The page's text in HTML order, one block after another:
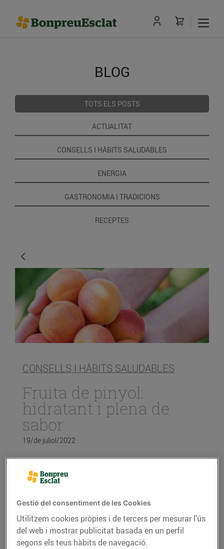
BLOG
TOTS ELS POSTS
ACTUALITAT
CONSELLS I HÀBITS SALUDABLES
ENERGIA
GASTRONOMIA I TRADICIONS
RECEPTES
CONSELLS I HÀBITS SALUDABLES
Fruita de pinyol:
hidratant i plena de
sabor
19/de juliol/2022
Fruita de pinyol:
hidratant i plena de
sabor
Gestió del consentiment de les Cookies
Utilitzem cookies pròpies i de tercers per mesurar l’ús
del web i mostrar publicitat basada en un perfil
segons els teus hàbits de navegació.